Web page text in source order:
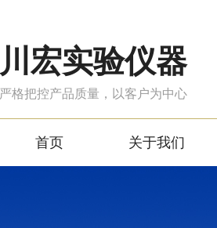
川宏实验仪器
严格把控产品质量，以客户为中心
首页 关于我们